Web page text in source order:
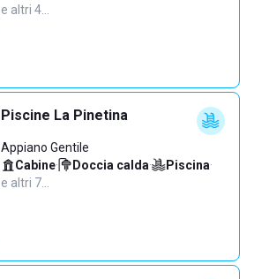
e altri 4…
Piscine La Pinetina
Appiano Gentile
Cabine· Doccia calda· Piscina·
e altri 7…